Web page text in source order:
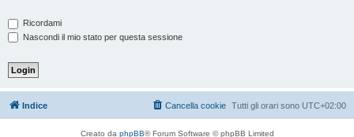
Ricordami
Nascondi il mio stato per questa sessione
Indice Tutti gli orari sono UTC+02:00
Cancella cookie
Creato da phpBB® Forum Software © phpBB Limited